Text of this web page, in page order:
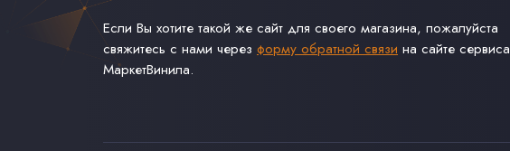
Если Вы хотите такой же сайт для своего магазина, пожалуйста
свяжитесь с нами через форму обратной связи на сайте сервиса
МаркетВинила.